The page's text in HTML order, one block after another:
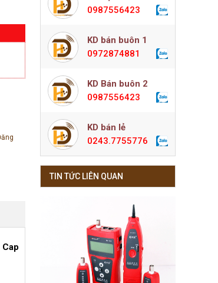
0987556423
KD bán buôn 1
0972874881
KD Bán buôn 2
0987556423
KD bán lẻ
0243.7755776
TIN TỨC LIÊN QUAN